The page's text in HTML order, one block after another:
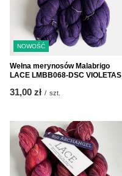
NOWOŚĆ
Wełna merynosów Malabrigo
LACE LMBB068-DSC VIOLETAS
31,00 zł / szt.